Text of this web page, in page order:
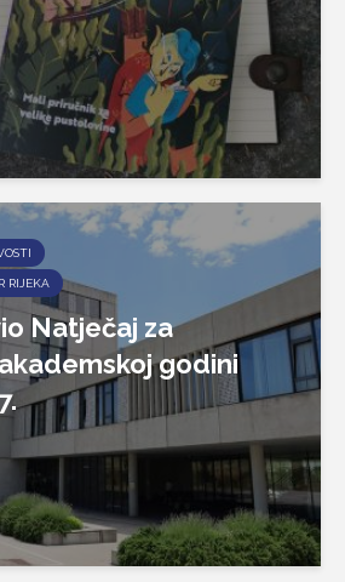
RIJEKA
Natječaj za
godini